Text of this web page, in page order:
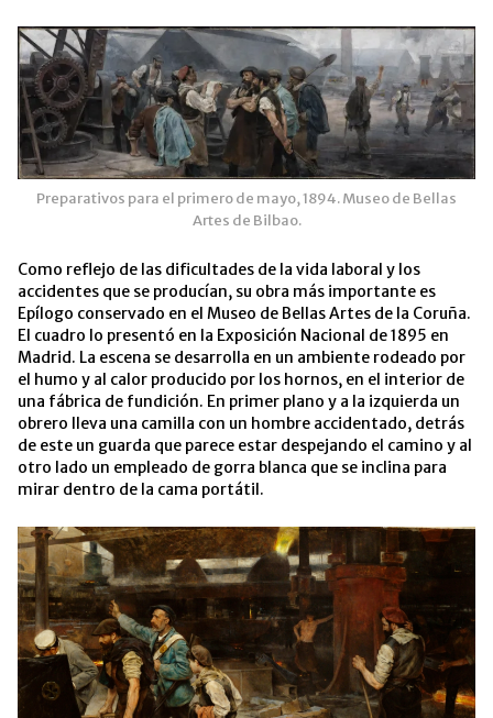
Preparativos para el primero de mayo, 1894. Museo de Bellas
Artes de Bilbao.
Como reflejo de las dificultades de la vida laboral y los
accidentes que se producían, su obra más importante es
Epílogo conservado en el Museo de Bellas Artes de la Coruña.
El cuadro lo presentó en la Exposición Nacional de 1895 en
Madrid. La escena se desarrolla en un ambiente rodeado por
el humo y al calor producido por los hornos, en el interior de
una fábrica de fundición. En primer plano y a la izquierda un
obrero lleva una camilla con un hombre accidentado, detrás
de este un guarda que parece estar despejando el camino y al
otro lado un empleado de gorra blanca que se inclina para
mirar dentro de la cama portátil.